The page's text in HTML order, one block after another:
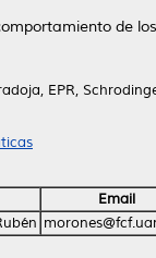
de
EPR,
Email